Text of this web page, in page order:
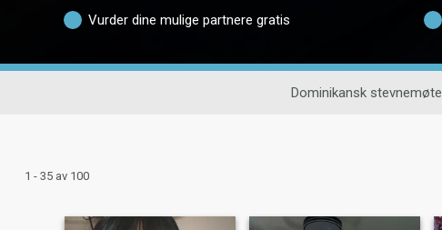
Vurder dine mulige partnere gratis
Dominikansk stevnemøte
1 - 35 av 100